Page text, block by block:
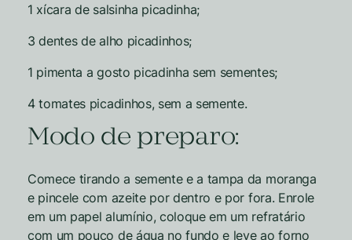
1 xícara de salsinha picadinha;
3 dentes de alho picadinhos;
1 pimenta a gosto picadinha sem sementes;
4 tomates picadinhos, sem a semente.
Modo de preparo:
Comece tirando a semente e a tampa da moranga
e pincele com azeite por dentro e por fora. Enrole
em um papel alumínio, coloque em um refratário
com um pouco de água no fundo e leve ao forno